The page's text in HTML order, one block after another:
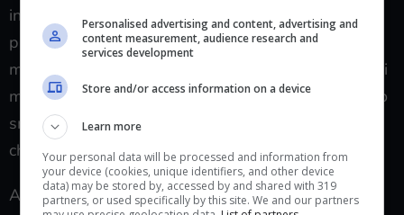
in anni di consumo di prodotti, videoludici e non,
proprio a stampo nipponico, ma è in questo
momento che si verifica un altro imprevisto, uno tra i
meno “simpatici” per chi è avvezzo a giocare sul suo
smartphone: quell’a dir poco snervante messaggio
che recita “insufficient storage space“.
Avere disponibiliquattro gigabytedi memoria (il
Personalised advertising and content, advertising and
content measurement, audience research and
services development
Store and/or access information on a device
Learn more
Your personal data will be processed and information from
your device (cookies, unique identifiers, and other device
data) may be stored by, accessed by and shared with 319
partners, or used specifically by this site. We and our partners